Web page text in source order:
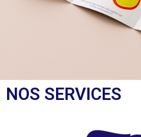
NOS SERVICES